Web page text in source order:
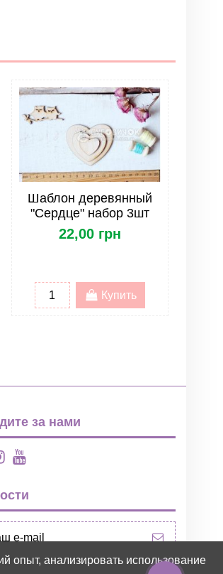
Шаблон деревянный
"Сердце" набор 3шт
22,00 грн
Купить
за нами
опыт, анализировать использование